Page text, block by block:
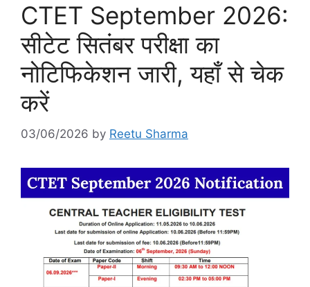
CTET September 2026:
सीटेट सितंबर परीक्षा का
नोटिफिकेशन जारी, यहाँ से चेक
करें
03/06/2026 by Reetu Sharma